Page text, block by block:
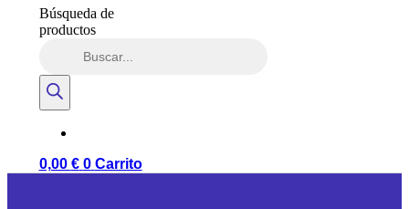
Búsqueda de
productos
0,00 € 0 Carrito